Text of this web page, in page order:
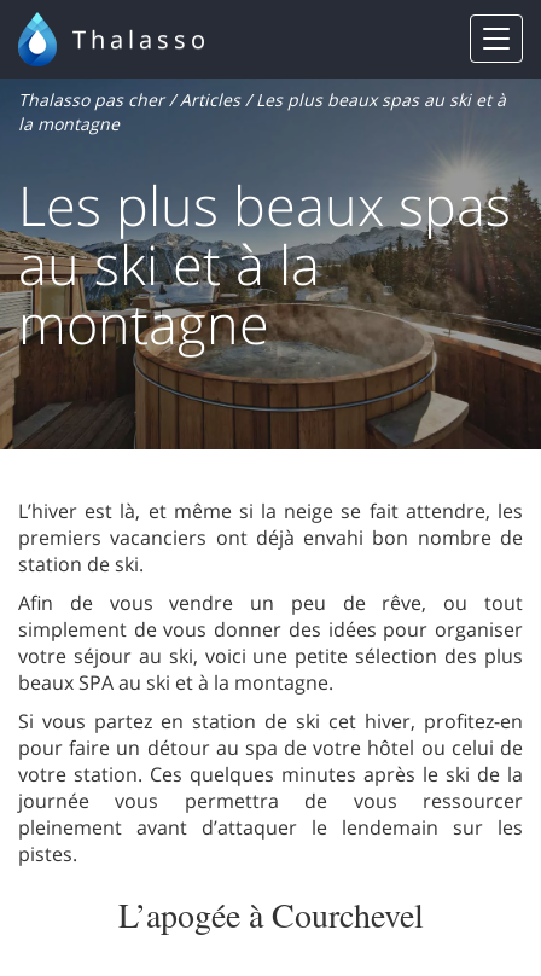
Thalasso
Les plus beaux spas
au ski et à la
montagne
Thalasso pas cher/Articles/ Les plus beaux spas au ski et à
la montagne
L’hiver est là, et même si la neige se fait attendre, les
premiers vacanciers ont déjà envahi bon nombre de
station de ski.
Afin de vous vendre un peu de rêve, ou tout
simplement de vous donner des idées pour organiser
votre séjour au ski, voici une petite sélection des plus
beaux SPA au ski et à la montagne.
Si vous partez en station de ski cet hiver, profitez-en
pour faire un détour au spa de votre hôtel ou celui de
votre station. Ces quelques minutes après le ski de la
journée vous permettra de vous ressourcer
pleinement avant d’attaquer le lendemain sur les
pistes.
L’apogée à Courchevel